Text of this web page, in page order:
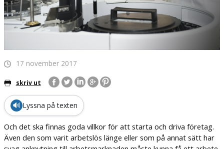
17 november 2017
skriv ut
🔊 Lyssna på texten
Och det ska finnas goda villkor för att starta och driva företag.
Även den som varit arbetslös länge eller som på annat sätt har